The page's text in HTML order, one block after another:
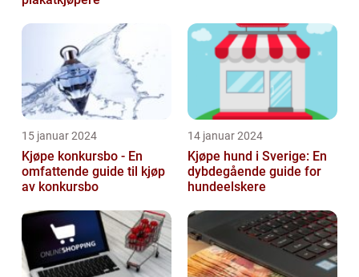
15 januar 2024
Kjøpe konkursbo - En
omfattende guide til kjøp
av konkursbo
14 januar 2024
Kjøpe hund i Sverige: En
dybdegående guide for
hundeelskere